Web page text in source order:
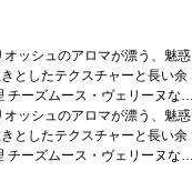
ッシュのアロマが漂う、魅惑
としたテクスチャーと長い余
チーズムース・ヴェリーヌな
ラン、ヴィオニエ認証ABオー
ッシュのアロマが漂う、魅惑
としたテクスチャーと長い余
チーズムース・ヴェリーヌな